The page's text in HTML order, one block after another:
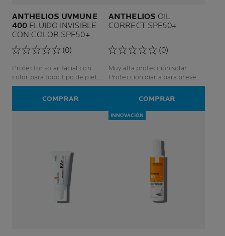
ANTHELIOS UVMUNE
400 FLUIDO INVISIBLE
CON COLOR SPF50+
(0)
Protector solar facial con
color para todo tipo de piel.
Con alta protección solar.
COMPRAR
ANTHELIOS OIL
CORRECT SPF50+
(0)
Muy alta protección solar.
Protección diaria para prevenir
los signos de la edad.
COMPRAR
INNOVACIÓN